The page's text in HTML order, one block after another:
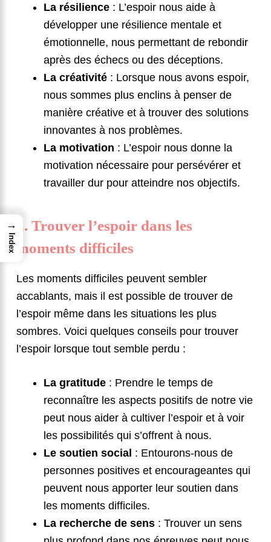
La résilience: L’espoir nous aide à
développer une résilience mentale et
émotionnelle, nous permettant de rebondir
après des échecs ou des déceptions.
La créativité: Lorsque nous avons espoir,
nous sommes plus enclins à penser de
manière créative et à trouver des solutions
innovantes à nos problèmes.
La motivation : L’espoir nous donne la
motivation nécessaire pour persévérer et
travailler dur pour atteindre nos objectifs.
2. Trouver l’espoir dans les
moments difficiles
Les moments difficiles peuvent sembler
accablants, mais il est possible de trouver de
l’espoir même dans les situations les plus
sombres. Voici quelques conseils pour trouver
l’espoir lorsque tout semble perdu :
La gratitude: Prendre le temps de
reconnaître les aspects positifs de notre vie
peut nous aider à cultiver l’espoir et à voir
les possibilités qui s’offrent à nous.
Le soutien social : Entourons-nous de
personnes positives et encourageantes qui
peuvent nous apporter leur soutien dans
les moments difficiles.
La recherche de sens: Trouver un sens
→
Index